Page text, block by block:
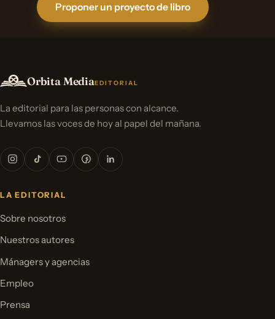
Proponer un proyecto de libro
Orbita MediaEDITORIAL
La editorial para las personas con alcance.
Llevamos las voces de hoy al papel del mañana.
LA EDITORIAL
Sobre nosotros
Nuestros autores
Mánagers y agencias
Empleo
Prensa